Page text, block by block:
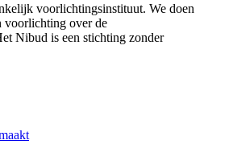
voorlichtingsinstituut. We doen
voorlichting over de
Nibud is een stichting zonder